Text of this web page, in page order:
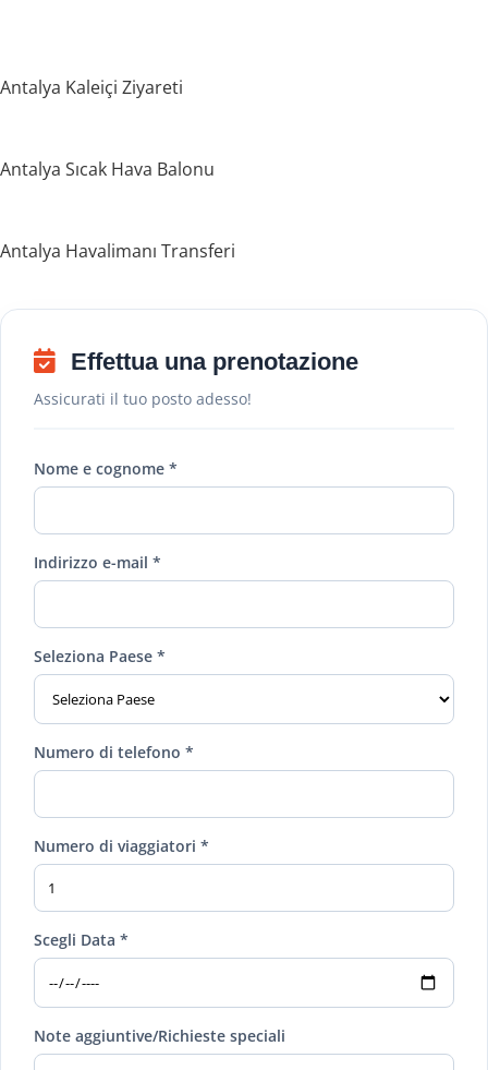
Antalya Kaleiçi Ziyareti
Antalya Sıcak Hava Balonu
Antalya Havalimanı Transferi
Effettua una prenotazione
Assicurati il ​​tuo posto adesso!
Nome e cognome *
Indirizzo e-mail *
Seleziona Paese *
Numero di telefono *
Numero di viaggiatori *
Scegli Data *
Note aggiuntive/Richieste speciali